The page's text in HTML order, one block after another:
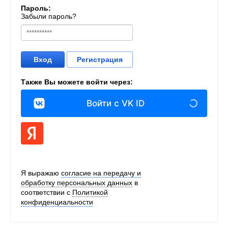
Пароль:
Забыли пароль?
Регистрация
Вход
Также Вы можете войти через:
Войти с VK ID
Я выражаю согласие на передачу и
обработку персональных данных в
соответствии с Политикой
конфиденциальности